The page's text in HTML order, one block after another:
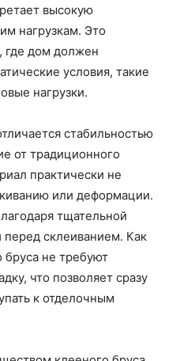
высокую
нагрузкам. Это
где дом должен
условия, такие
нагрузки.
стабильностью
от традиционного
практически не
или деформации.
тщательной
склеиванием. Как
бруса не требуют
что позволяет сразу
к отделочным